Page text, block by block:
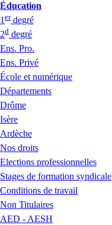
Éducation
1 erdegré
2d degré
Ens. Pro.
Ens. Privé
École et numérique
Départements
Drôme
Isère
Ardèche
Nos droits
Elections professionnelles
Stages de formation syndicale
Conditions de travail
Non Titulaires
AED - AESH